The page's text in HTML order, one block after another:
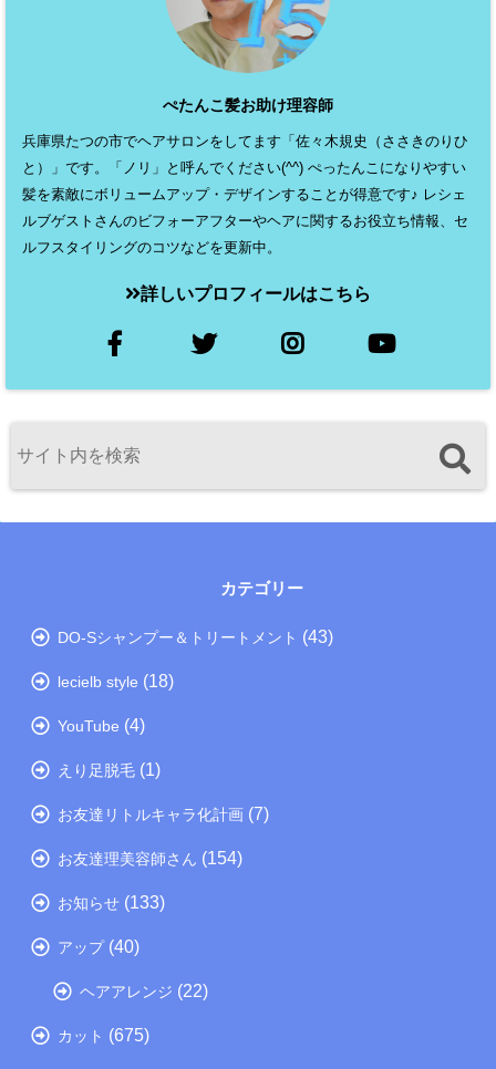
ぺたんこ髪お助け理容師
兵庫県たつの市でヘアサロンをしてます「佐々木規史（ささきのりひ
と）」です。「ノリ」と呼んでください(^^) ぺったんこになりやすい
髪を素敵にボリュームアップ・デザインすることが得意です♪ レシェ
ルブゲストさんのビフォーアフターやヘアに関するお役立ち情報、セ
ルフスタイリングのコツなどを更新中。
詳しいプロフィールはこちら
カテゴリー
DO-Sシャンプー＆トリートメント (43)
lecielb style (18)
YouTube (4)
えり足脱毛 (1)
お友達リトルキャラ化計画 (7)
お友達理美容師さん (154)
お知らせ (133)
アップ(40)
ヘアアレンジ (22)
カット (675)